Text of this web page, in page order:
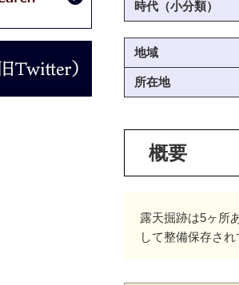
時代（小分類）
地域
所在地
概要
露天掘跡は5ヶ所
して整備保存され